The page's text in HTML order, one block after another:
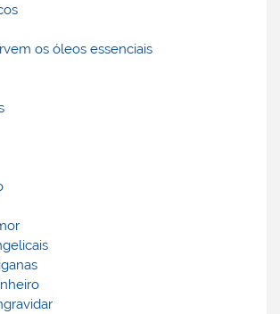
os óleos essenciais